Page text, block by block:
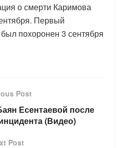
о смерти Каримова
Первый
похоронен 3 сентября
Post
Есентаевой после
(Видео)
Post